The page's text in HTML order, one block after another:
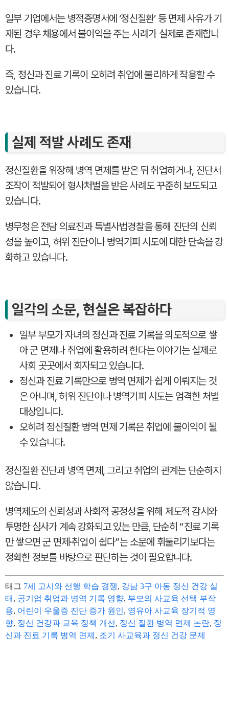
일부 기업에서는 병적증명서에 ‘정신질환’ 등 면제 사유가 기
재된 경우 채용에서 불이익을 주는 사례가 실제로 존재합니
다.
즉, 정신과 진료 기록이 오히려 취업에 불리하게 작용할 수
있습니다.
실제 적발 사례도 존재
정신질환을 위장해 병역 면제를 받은 뒤 취업하거나, 진단서
조작이 적발되어 형사처벌을 받은 사례도 꾸준히 보도되고
있습니다.
병무청은 전담 의료진과 특별사법경찰을 통해 진단의 신뢰
성을 높이고, 허위 진단이나 병역기피 시도에 대한 단속을 강
화하고 있습니다.
일각의 소문, 현실은 복잡하다
일부 부모가 자녀의 정신과 진료 기록을 의도적으로 쌓
아 군 면제나 취업에 활용하려 한다는 이야기는 실제로
사회 곳곳에서 회자되고 있습니다.
정신과 진료 기록만으로 병역 면제가 쉽게 이뤄지는 것
은 아니며, 허위 진단이나 병역기피 시도는 엄격한 처벌
대상입니다.
오히려 정신질환 병역 면제 기록은 취업에 불이익이 될
수 있습니다.
정신질환 진단과 병역 면제, 그리고 취업의 관계는 단순하지
않습니다.
병역제도의 신뢰성과 사회적 공정성을 위해 제도적 감시와
투명한 심사가 계속 강화되고 있는 만큼, 단순히 “진료 기록
만 쌓으면 군 면제·취업이 쉽다”는 소문에 휘둘리기보다는
정확한 정보를 바탕으로 판단하는 것이 필요합니다.
태그 7세 고시와 선행 학습 경쟁, 강남 3구 아동 정신 건강 실
태 , 공기업 취업과 병역 기록 영향, 부모의 사교육 선택 부작
용, 어린이 우울증 진단 증가 원인, 영유아 사교육 장기적 영
향, 정신 건강과 교육 정책 개선 , 정신 질환 병역 면제 논란, 정
신과 진료 기록 병역 면제 , 조기 사교육과 정신 건강 문제